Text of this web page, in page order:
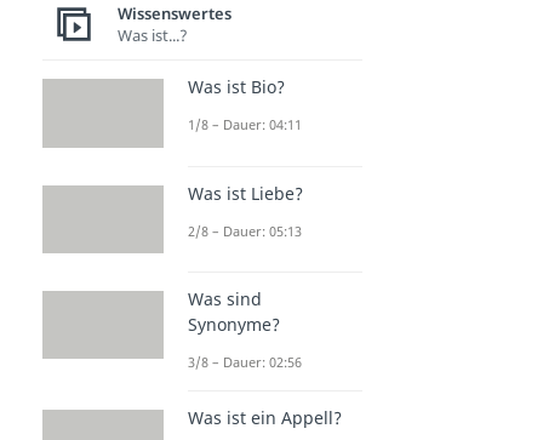
Wissenswertes
Was ist...?
Was ist Bio?
1/8 – Dauer: 04:11
Was ist Liebe?
2/8 – Dauer: 05:13
Was sind
Synonyme?
3/8 – Dauer: 02:56
Was ist ein Appell?